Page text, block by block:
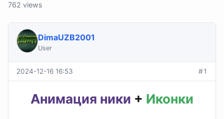
762 views
DimaUZB2001
User
2024-12-16 16:53 #1
Анимация ники + Иконки